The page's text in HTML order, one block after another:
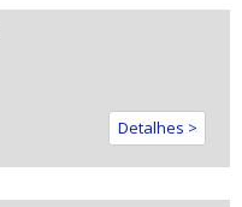
Detalhes >